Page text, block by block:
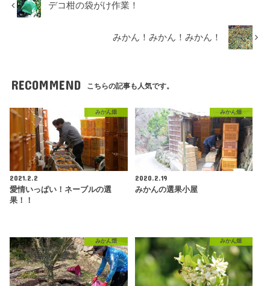
デコ柑の袋がけ作業！
みかん！みかん！みかん！
RECOMMEND こちらの記事も人気です。
みかん畑
2021.2.2
愛情いっぱい！ネーブルの選
果！！
みかん畑
2020.2.19
みかんの選果小屋
みかん畑 みかん畑